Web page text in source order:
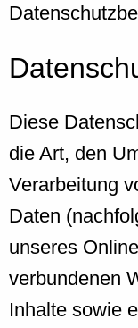
Diese
die Art, den
Verarbeitung
Daten
unseres
verbundenen
Inhalte sowie